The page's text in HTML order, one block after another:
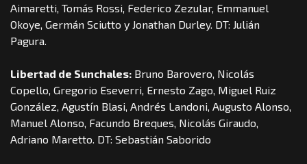
Aimaretti, Tomás Rossi, Federico Zezular, Emmanuel
Okoye, Germán Sciutto y Jonathan Durley. DT: Julián
Pagura.
Libertad de Sunchales: Bruno Barovero, Nicolás
Copello, Gregorio Eseverri, Ernesto Zago, Miguel Ruiz
González, Agustín Blasi, Andrés Landoni, Augusto Alonso,
Manuel Alonso, Facundo Breques, Nicolás Giraudo,
Adriano Maretto. DT: Sebastián Saborido